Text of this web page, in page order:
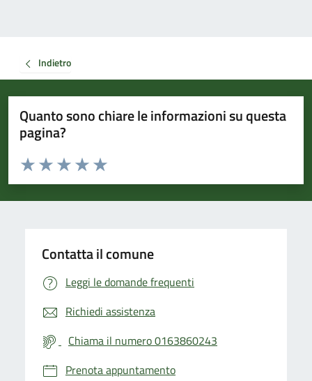
Indietro
Quanto sono chiare le informazioni su questa
pagina?
Valuta da 1 a 5 stelle la pagina
Valuta 5 stelle su 5
Valuta 4 stelle su 5
Valuta 3 stelle su 5
Valuta 2 stelle su 5
Valuta 1 stelle su 5
Contatta il comune
Leggi le domande frequenti
Richiedi assistenza
Chiama il numero 0163860243
Prenota appuntamento